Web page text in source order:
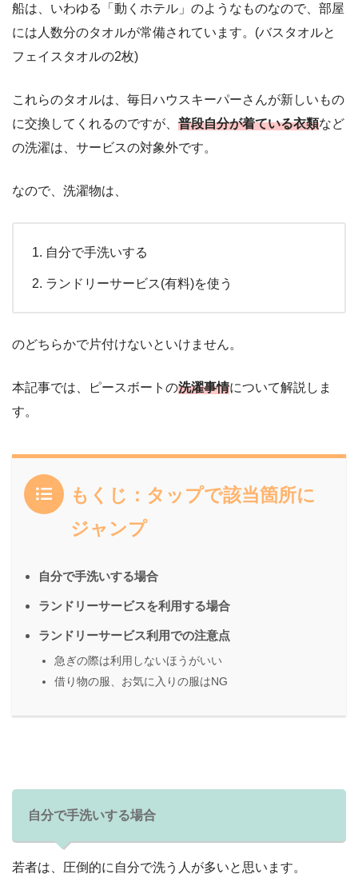
船は、いわゆる「動くホテル」のようなものなので、部屋
には人数分のタオルが常備されています。(バスタオルと
フェイスタオルの2枚)
これらのタオルは、毎日ハウスキーパーさんが新しいもの
に交換してくれるのですが、 普段自分が着ている衣類など
の洗濯は、サービスの対象外です。
なので、洗濯物は、
自分で手洗いする
ランドリーサービス(有料)を使う
のどちらかで片付けないといけません。
本記事では、ピースボートの洗濯事情について解説しま
す。
もくじ：タップで該当箇所に
ジャンプ
自分で手洗いする場合
ランドリーサービスを利用する場合
ランドリーサービス利用での注意点
急ぎの際は利用しないほうがいい
借り物の服、お気に入りの服はNG
自分で手洗いする場合
若者は、圧倒的に自分で洗う人が多いと思います。